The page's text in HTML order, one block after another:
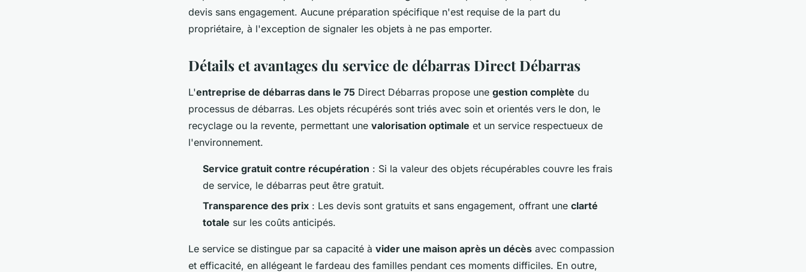
devis sans engagement. Aucune préparation spécifique n'est requise de la part du
propriétaire, à l'exception de signaler les objets à ne pas emporter.
Détails et avantages du service de débarras Direct Débarras
L'entreprise de débarras dans le 75 Direct Débarras propose une gestion complète du
processus de débarras. Les objets récupérés sont triés avec soin et orientés vers le don, le
recyclage ou la revente, permettant une valorisation optimale et un service respectueux de
l'environnement.
Service gratuit contre récupération : Si la valeur des objets récupérables couvre les frais
de service, le débarras peut être gratuit.
Transparence des prix : Les devis sont gratuits et sans engagement, offrant une clarté
totale sur les coûts anticipés.
Le service se distingue par sa capacité à vider une maison après un décès avec compassion
et efficacité, en allégeant le fardeau des familles pendant ces moments difficiles. En outre,